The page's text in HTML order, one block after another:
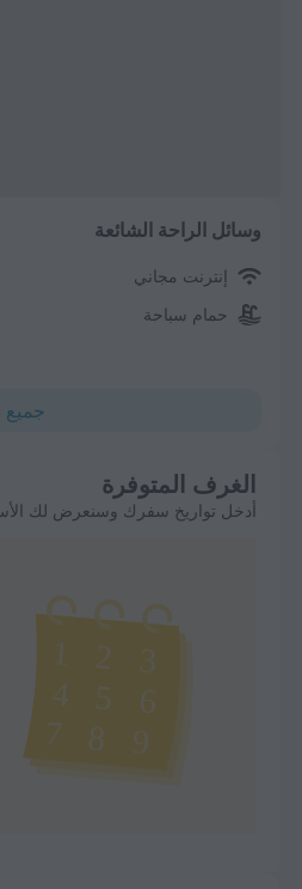
وسائل الراحة الشائعة
إنترنت مجاني
حمام سباحة
جميع
الغرف المتوفرة
أدخل تواريخ سفرك وسنعرض لك